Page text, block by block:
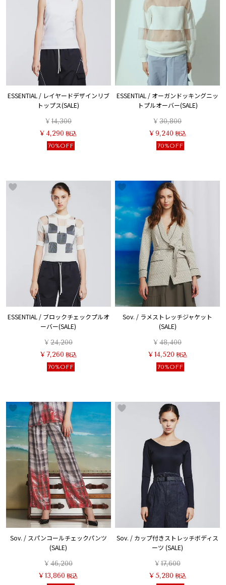
ESSENTIAL / レイヤードデザインリブ
トップス(SALE)
¥14,300
¥ 4,290 税込
70%OFF
ESSENTIAL / オーガンドッキングニッ
トプルオーバー(SALE)
¥30,800
¥ 9,240 税込
70%OFF
ESSENTIAL / ブロックチェックプルオ
ーバー(SALE)
¥24,200
¥7,260 税込
70%OFF
Sov. / ラメストレッチジャケット
(SALE)
¥48,400
¥ 14,520 税込
70%OFF
Sov. / スパンコールチェックパンツ
(SALE)
¥46,200
¥ 13,860 税込
Sov. / カップ付きストレッチボディス
ーツ (SALE)
¥17,600
¥ 5,280 税込